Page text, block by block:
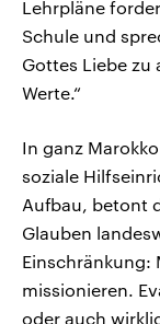
Lehrpläne
Schule und
Gottes Liebe zu
Werte.“
In ganz
soziale
Aufbau, betont
Glauben
Einschränkung:
missionieren.
oder auch